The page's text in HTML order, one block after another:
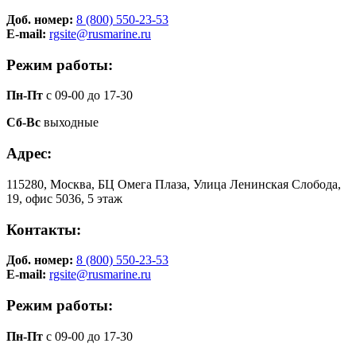
Доб. номер: 8 (800) 550-23-53
E-mail: rgsite@rusmarine.ru
Режим работы:
Пн-Пт с 09-00 до 17-30
Сб-Вс выходные
Адрес:
115280, Москва, БЦ Омега Плаза, Улица Ленинская Слобода,
19, офис 5036, 5 этаж
Контакты:
Доб. номер: 8 (800) 550-23-53
E-mail: rgsite@rusmarine.ru
Режим работы:
Пн-Пт с 09-00 до 17-30